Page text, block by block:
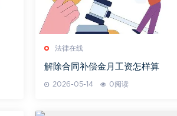
法律在线
解除合同补偿金月工资怎样算
2026-05-14 0阅读